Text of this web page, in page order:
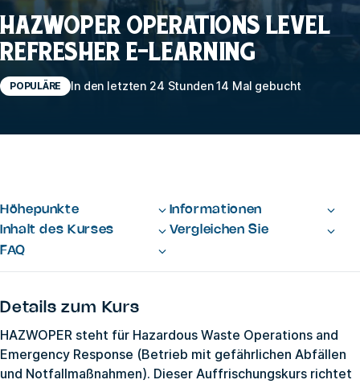
HAZWOPER OPERATIONS LEVEL
REFRESHER E-LEARNING
POPULÄRE In den letzten 24 Stunden 14 Mal gebucht
Höhepunkte
Informationen
Inhalt des Kurses
Vergleichen Sie
FAQ
Details zum Kurs
HAZWOPER steht für Hazardous Waste Operations and
Emergency Response (Betrieb mit gefährlichen Abfällen
und Notfallmaßnahmen). Dieser Auffrischungskurs richtet